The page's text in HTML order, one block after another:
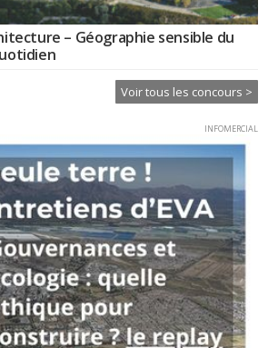
– Géographie sensible du
Voir tous les concours >
INFOMERCIAL